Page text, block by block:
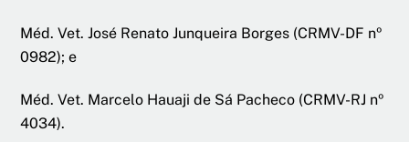
Méd. Vet. José Renato Junqueira Borges (CRMV-DF nº
0982); e
Méd. Vet. Marcelo Hauaji de Sá Pacheco (CRMV-RJ nº
4034).